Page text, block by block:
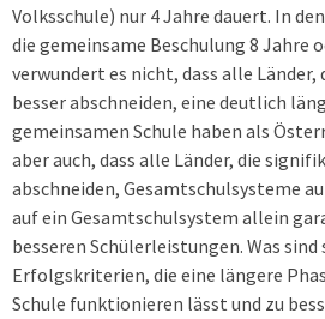
Volksschule) nur 4 Jahre dauert. In
die gemeinsame Beschulung 8 Jahre
verwundert es nicht, dass alle
besser abschneiden, eine deutlich
gemeinsamen Schule haben als
aber auch, dass alle Länder, die
abschneiden, Gesamtschulsysteme
auf ein Gesamtschulsystem allein
besseren Schülerleistungen. Was
Erfolgskriterien, die eine längere
Schule funktionieren lässt und zu